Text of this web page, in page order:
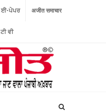
ਈ-ਪੇਪਰ अजीत समाचार
ਵੀ